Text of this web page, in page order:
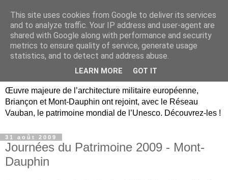
Briançon, Mont-Dauphin,
Vauban Unesco Hautes-
Œuvre majeure de l’architecture militaire européenne,
Briançon et Mont-Dauphin ont rejoint, avec le Réseau
Vauban, le patrimoine mondial de l’Unesco. Découvrez-les !
31 août 2009
Journées du Patrimoine 2009 - Mont-
Dauphin
This site uses cookies from Google to deliver its services
and to analyze traffic. Your IP address and user-agent are
shared with Google along with performance and security
metrics to ensure quality of service, generate usage
statistics, and to detect and address abuse.
LEARN MORE GOT IT